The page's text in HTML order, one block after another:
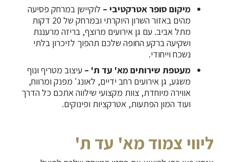
מיקום סופר אטרקטיבי – לוקיישן במרחק פסיעה
מהים באזור השרון היוקרתי ובמרחק של 20 דקות
מתל אביב. עם גן אירועים מרוצף, בריזה מרעננת
ושקיעה ברקע החופה שלכם תהפוך לזיכרון בלתי
נשכח וייחודי.
מעטפת שירותים מא' עד ת' – עיצוב מטריף ונוף
משגע, גן אירועים רחב ידיים, לאונג' מפנק ומרווח,
אווירה מיוחדת, צוות מקצועי שילווה אתכם כל הדרך
ועוד המון הפתעות, אטרקציות ופינוקים.
ליווי צמוד מא' עד ת'